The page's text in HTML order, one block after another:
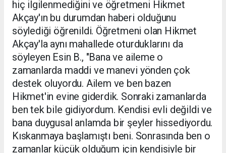
hiç ilgilenmediğini ve öğretmeni Hikmet
Akçay'ın bu durumdan haberi olduğunu
söylediği öğrenildi. Öğretmeni olan Hikmet
Akçay'la aynı mahallede oturduklarını da
söyleyen Esin B., "Bana ve aileme o
zamanlarda maddi ve manevi yönden çok
destek oluyordu. Ailem ve ben bazen
Hikmet'in evine giderdik. Sonraki zamanlarda
ben tek bile gidiyordum. Kendisi evli değildi ve
bana duygusal anlamda bir şeyler hissediyordu.
Kıskanmaya başlamıştı beni. Sonrasında ben o
zamanlar küçük olduğum için kendisiyle bir